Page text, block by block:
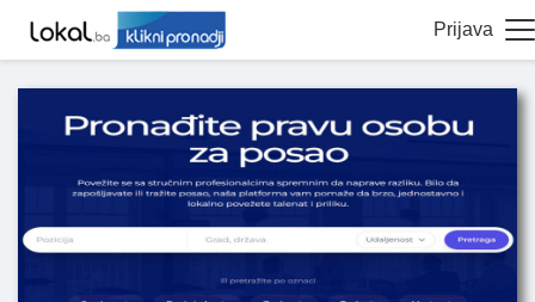
Prijava